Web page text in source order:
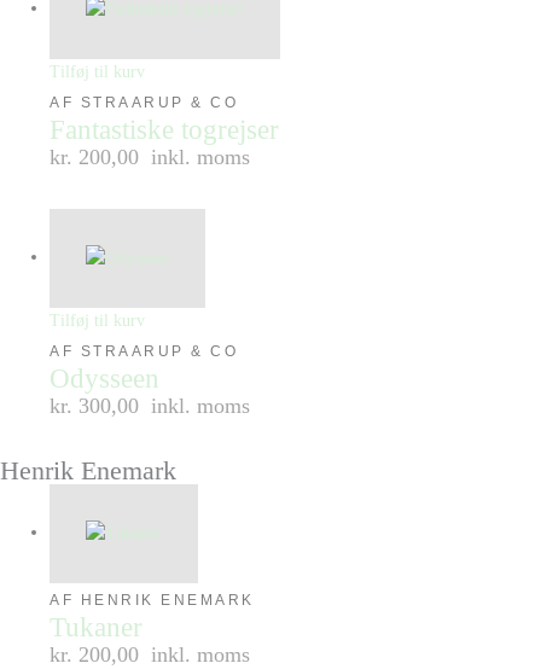
Tilføj til kurv
AF STRAARUP & CO
Fantastiske togrejser
kr. 200,00 inkl. moms
Tilføj til kurv
AF STRAARUP & CO
Odysseen
kr. 300,00 inkl. moms
Henrik Enemark
AF HENRIK ENEMARK
Tukaner
kr. 200,00 inkl. moms